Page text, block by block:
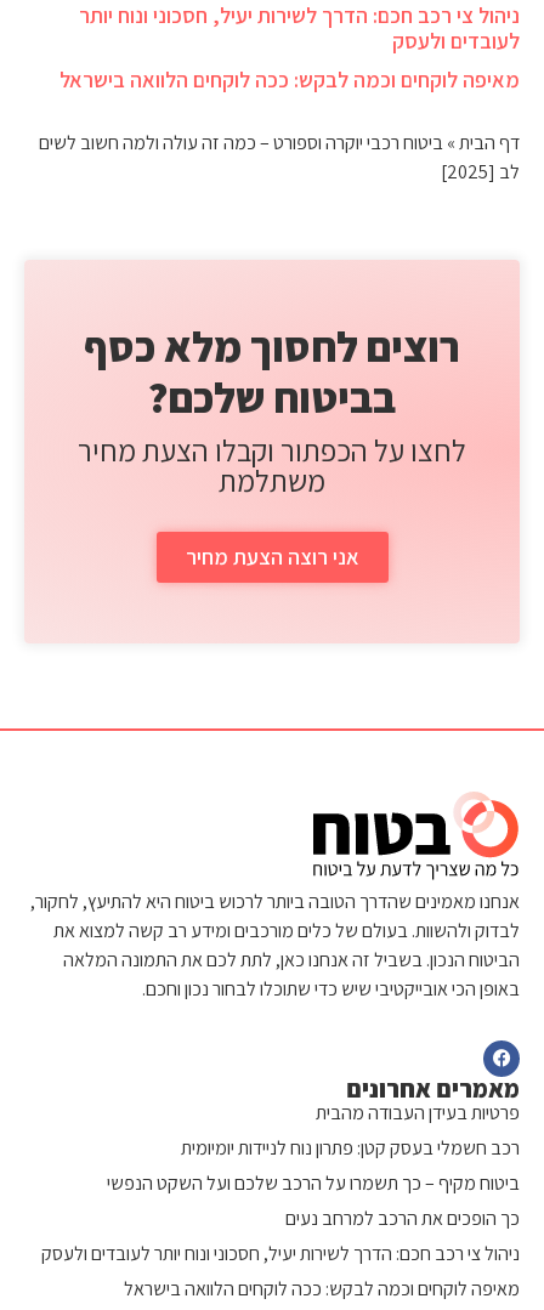
ניהול צי רכב חכם: הדרך לשירות יעיל, חסכוני ונוח יותר
לעובדים ולעסק
מאיפה לוקחים וכמה לבקש: ככה לוקחים הלוואה בישראל
דף הבית»ביטוח רכבי יוקרה וספורט – כמה זה עולה ולמה חשוב לשים
לב [2025]
רוצים לחסוך מלא כסף
בביטוח שלכם?
לחצו על הכפתור וקבלו הצעת מחיר
משתלמת
אני רוצה הצעת מחיר
אנחנו מאמינים שהדרך הטובה ביותר לרכוש ביטוח היא להתיעץ, לחקור,
לבדוק ולהשוות. בעולם של כלים מורכבים ומידע רב קשה למצוא את
הביטוח הנכון. בשביל זה אנחנו כאן, לתת לכם את התמונה המלאה
באופן הכי אובייקטיבי שיש כדי שתוכלו לבחור נכון וחכם.
מאמרים אחרונים
פרטיות בעידן העבודה מהבית
רכב חשמלי בעסק קטן: פתרון נוח לניידות יומיומית
ביטוח מקיף – כך תשמרו על הרכב שלכם ועל השקט הנפשי
כך הופכים את הרכב למרחב נעים
ניהול צי רכב חכם: הדרך לשירות יעיל, חסכוני ונוח יותר לעובדים ולעסק
מאיפה לוקחים וכמה לבקש: ככה לוקחים הלוואה בישראל